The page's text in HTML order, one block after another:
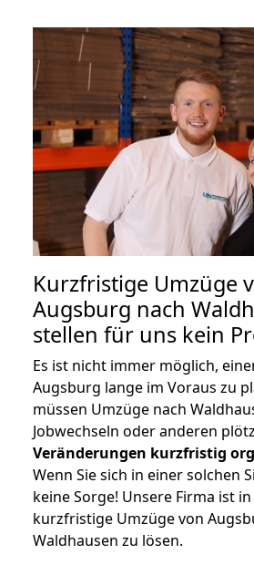
Kurzfristige Umzüge
Augsburg nach
stellen für uns kein
Es ist nicht immer möglich,
Augsburg lange im Voraus zu
müssen Umzüge nach
Jobwechseln oder anderen
Veränderungen kurzfristig
Wenn Sie sich in einer solchen
keine Sorge! Unsere Firma ist
kurzfristige Umzüge von
Waldhausen zu lösen.